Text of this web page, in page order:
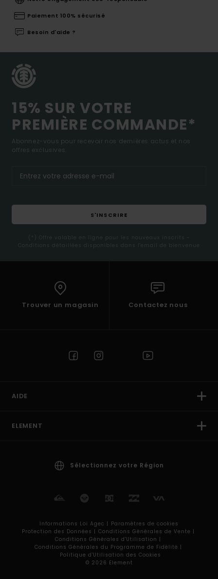
Paiement 100% sécurisé
Besoin d'aide ?
15% SUR VOTRE
PREMIÈRE COMMANDE*
Abonnez-vous pour recevoir nos dernières actus et nos
offres exclusives.
S'INSCRIRE
(*) Offre valable en ligne pour les nouveaux inscrits -
Conditions détaillées disponibles dans l'email de bienvenue
Trouver un magasin Contactez nous
AIDE
ELEMENT
Sélectionnez votre Région
Informations Loi Agec | Paramètres de cookies
Protection des Données | Conditions Générales de Vente |
Conditions Générales d'Utilisation |
Conditions Générales du Programme de Fidélité |
Politique d'Utilisation des Cookies
© 2026 Element